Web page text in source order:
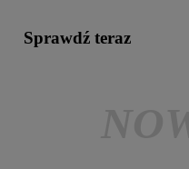
Sprawdź teraz